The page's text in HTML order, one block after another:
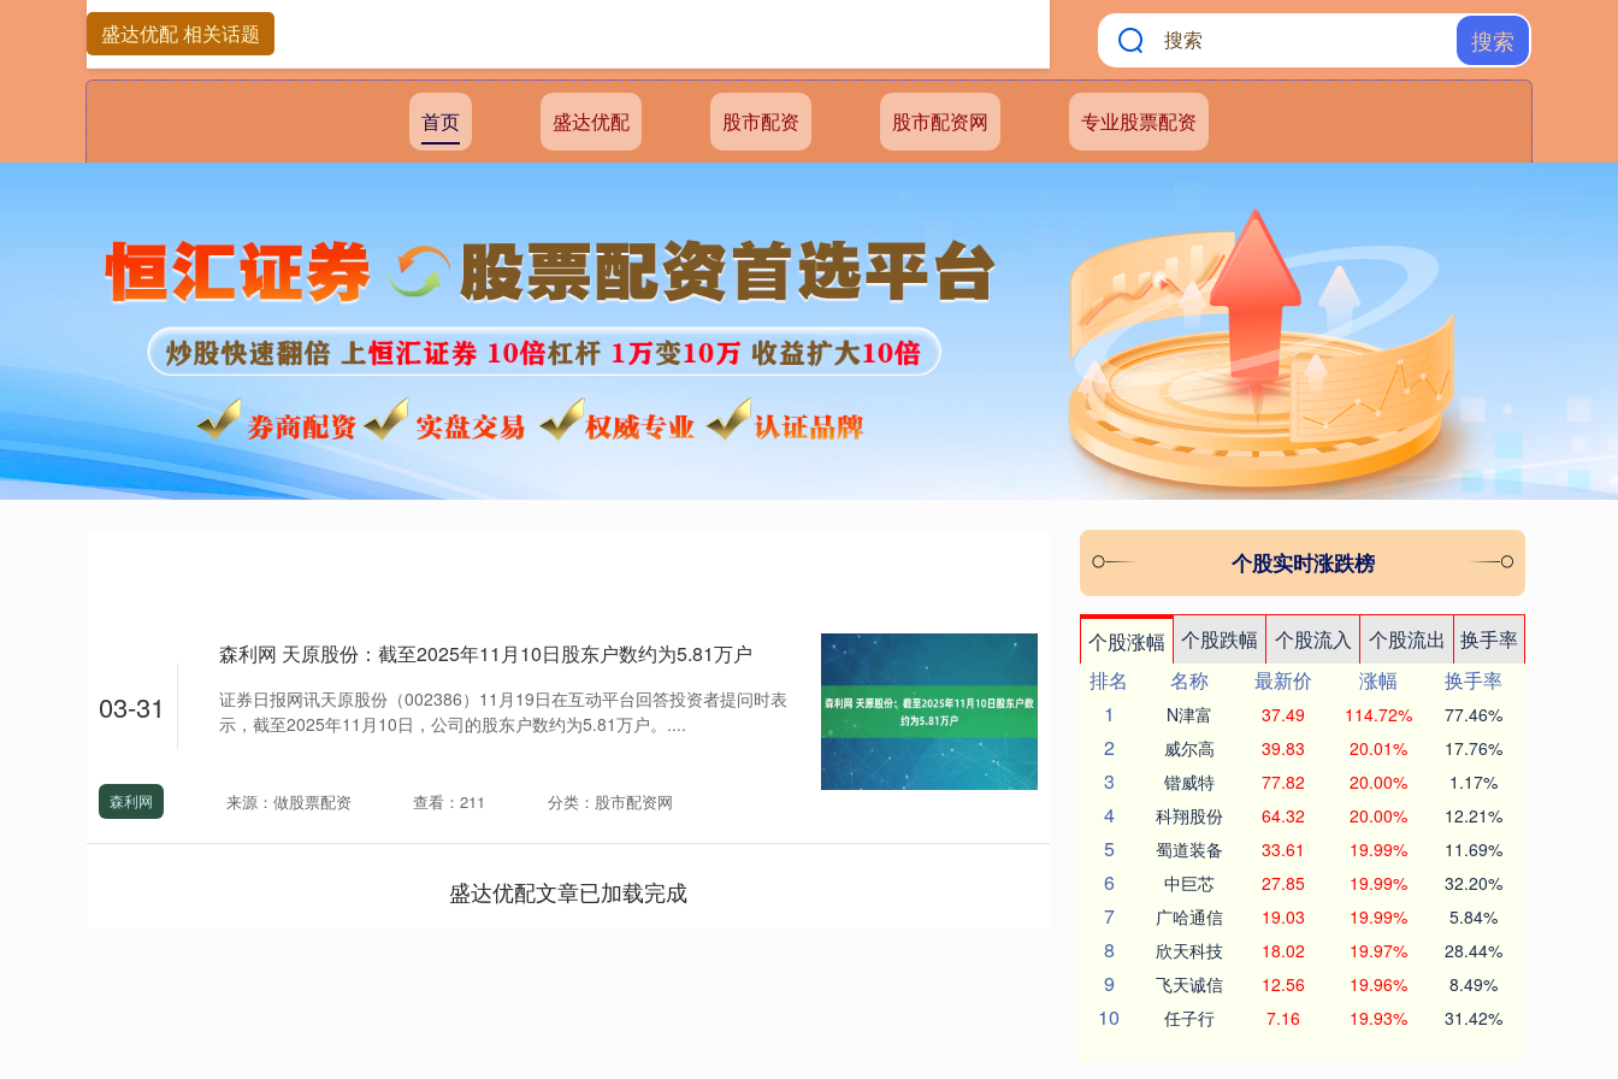
搜索
首页 盛达优配 股市配资 股市配资网 专业股票配资
盛达优配 相关话题
03-31
森利网 天原股份：截至2025年11月10日股东户数约为5.81万户
证券日报网讯天原股份（002386）11月19日在互动平台回答投资者提问时表
示，截至2025年11月10日，公司的股东户数约为5.81万户。....
森利网 来源：做股票配资 查看：211 分类：股市配资网
盛达优配文章已加载完成
个股实时涨跌榜
个股涨幅 个股跌幅 个股流入 个股流出
换手率
排名
名称 最新价 涨幅
换手率
1
N津富 37.49 114.72% 77.46%
2 威尔高 39.83 20.01% 17.76%
3 锴威特 77.82 20.00% 1.17%
4 科翔股份 64.32 20.00% 12.21%
5 蜀道装备 33.61 19.99% 11.69%
6 中巨芯 27.85 19.99% 32.20%
7 广哈通信 19.03 19.99% 5.84%
8 欣天科技 18.02 19.97% 28.44%
9 飞天诚信 12.56 19.96% 8.49%
10 任子行 7.16 19.93% 31.42%